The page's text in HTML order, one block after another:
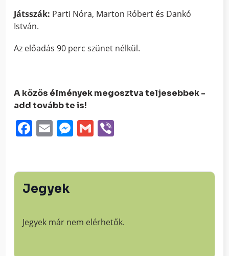
Játsszák: Parti Nóra, Marton Róbert és Dankó
István.
Az előadás 90 perc szünet nélkül.
A közös élmények megosztva teljesebbek -
add tovább te is!
Facebook
EmailMessenger
Gmail
Jegyek
Jegyek már nem elérhetők.